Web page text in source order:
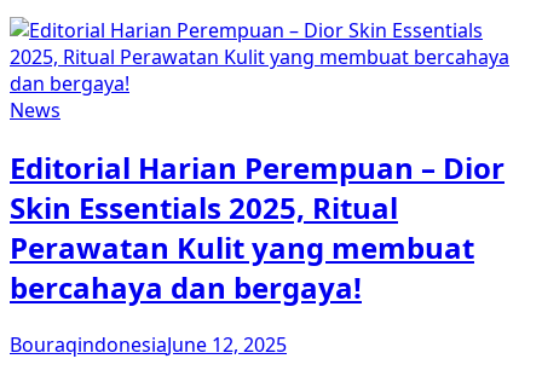
News
Editorial Harian Perempuan – Dior
Skin Essentials 2025, Ritual
Perawatan Kulit yang membuat
bercahaya dan bergaya!
BouraqindonesiaJune 12, 2025